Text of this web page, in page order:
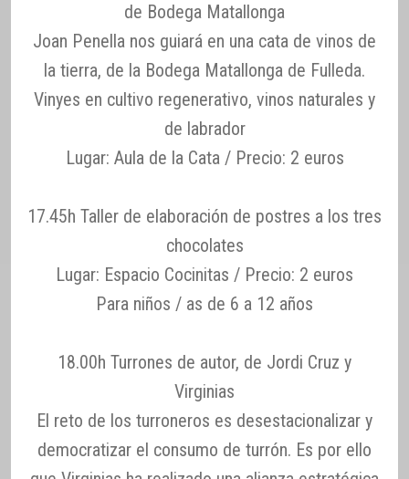
de Bodega Matallonga
Joan Penella nos guiará en una cata de vinos de
la tierra, de la Bodega Matallonga de Fulleda.
Vinyes en cultivo regenerativo, vinos naturales y
de labrador
Lugar: Aula de la Cata / Precio: 2 euros
17.45h Taller de elaboración de postres a los tres
chocolates
Lugar: Espacio Cocinitas / Precio: 2 euros
Para niños / as de 6 a 12 años
18.00h Turrones de autor, de Jordi Cruz y
Virginias
El reto de los turroneros es desestacionalizar y
democratizar el consumo de turrón. Es por ello